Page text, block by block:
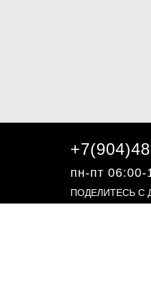
пн-пт 06:00-
ПОДЕЛИТЕСЬ С